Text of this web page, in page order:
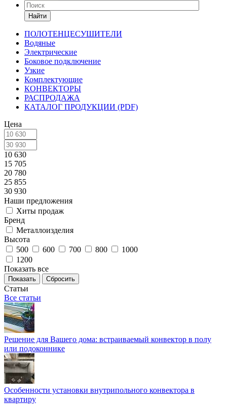
Найти
ПОЛОТЕНЦЕСУШИТЕЛИ
Водяные
Электрические
Боковое подключение
Узкие
Комплектующие
КОНВЕКТОРЫ
РАСПРОДАЖА
КАТАЛОГ ПРОДУКЦИИ (PDF)
Цена
10 630
15 705
20 780
25 855
30 930
Наши предложения
Хиты продаж
Бренд
Металлоизделия
Высота
500
600 700 800
1000
1200
Показать все
Сбросить
Статьи
Все статьи
Решение для Вашего дома: встраиваемый конвектор в полу
или подоконнике
Особенности установки внутрипольного конвектора в
квартиру